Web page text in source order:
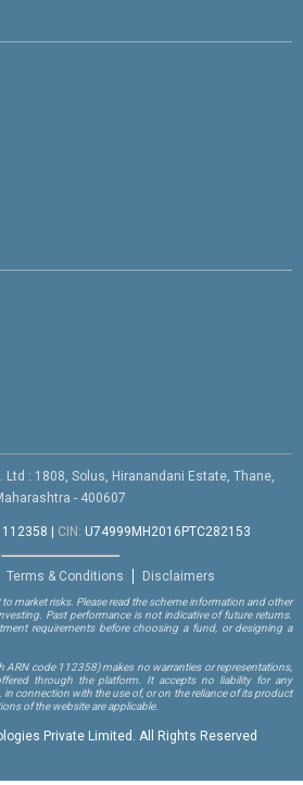
Ltd : 1808, Solus, Hiranandani Estate, Thane,
- 400607
112358 CIN: U74999MH2016PTC282153
Terms & Conditions Disclaimers
market risks. Please read the scheme information and other
Past performance is not indicative of future returns.
requirements before choosing a fund, or designing a
ARN code 112358)makes no warranties or representations,
through the platform. It accepts no liability for any
in connection with the use of, or on the reliance of its product
of the website are applicable.
Private Limited. All Rights Reserved